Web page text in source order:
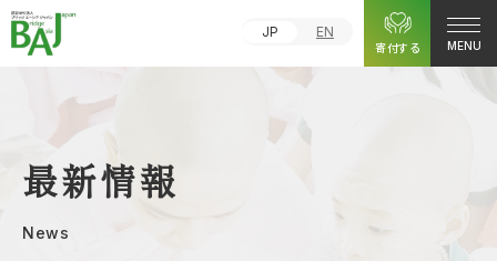
JP
EN
寄付する
MENU
最新情報
News